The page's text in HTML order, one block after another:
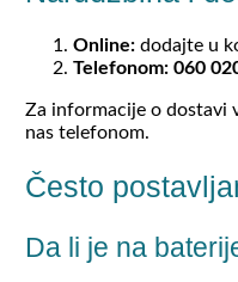
Online:dodajte u
Telefonom: 060
Za informacije o
nas telefonom.
Često
Da li je na